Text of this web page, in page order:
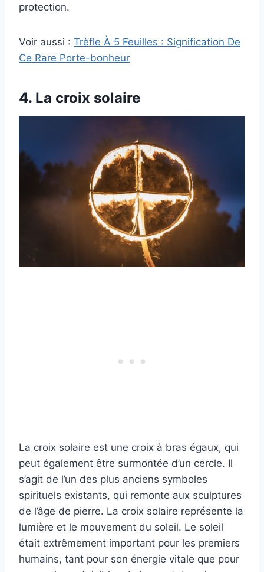
protection.
Voir aussi : Trèfle À 5 Feuilles : Signification De
Ce Rare Porte-bonheur
4. La croix solaire
La croix solaire est une croix à bras égaux, qui
peut également être surmontée d’un cercle. Il
s’agit de l’un des plus anciens symboles
spirituels existants, qui remonte aux sculptures
de l’âge de pierre. La croix solaire représente la
lumière et le mouvement du soleil. Le soleil
était extrêmement important pour les premiers
humains, tant pour son énergie vitale que pour